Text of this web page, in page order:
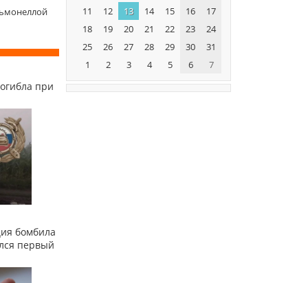
при
бомбила
первый
11
12 13 14 15 16
17
18
19 20 21 22 23
24
25
26 27 28 29 30
31
1
2 3 4 5 6 7